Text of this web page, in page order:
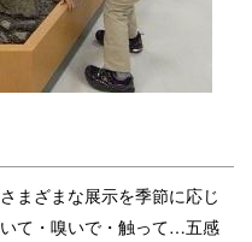
まざまな展示を季節に応じ
て・嗅いで・触って…五感